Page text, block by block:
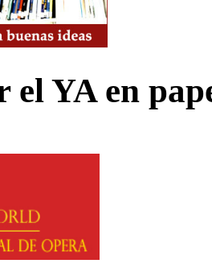
el YA en